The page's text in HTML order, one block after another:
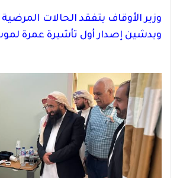
وزير الأوقاف يتفقد الحالات
ويدشين إصدار أول تأشيرة عمرة لموسم